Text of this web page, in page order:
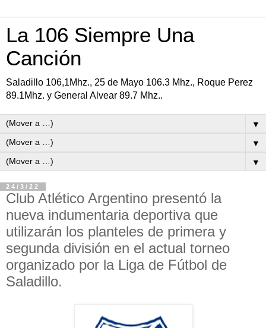
La 106 Siempre Una
Canción
Saladillo 106,1Mhz., 25 de Mayo 106.3 Mhz., Roque Perez
89.1Mhz. y General Alvear 89.7 Mhz..
▼
▼
▼
24/3/22
Club Atlético Argentino presentó la
nueva indumentaria deportiva que
utilizarán los planteles de primera y
segunda división en el actual torneo
organizado por la Liga de Fútbol de
Saladillo.